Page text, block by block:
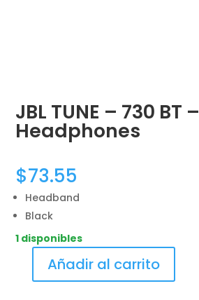
JBL TUNE – 730 BT –
Headphones
$73.55
Headband
Black
1 disponibles
Añadir al carrito